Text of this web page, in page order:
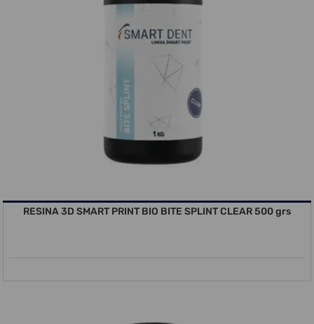
RESINA 3D SMART PRINT BIO BITE SPLINT CLEAR 500 grs